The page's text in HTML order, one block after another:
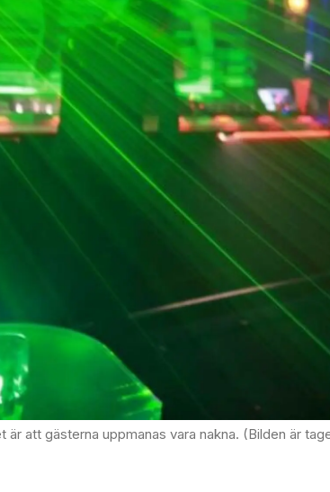
är att gästerna uppmanas vara nakna. (Bilden är